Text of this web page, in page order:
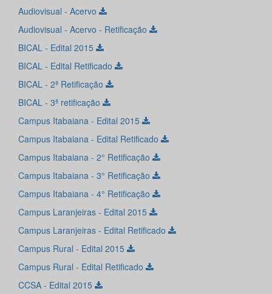
Audiovisual - Acervo
Audiovisual - Acervo - Retificação
BICAL - Edital 2015
BICAL - Edital Retificado
BICAL - 2ª Retificação
BICAL - 3ª retificação
Campus Itabaiana - Edital 2015
Campus Itabaiana - Edital Retificado
Campus Itabaiana - 2° Retificação
Campus Itabaiana - 3° Retificação
Campus Itabaiana - 4° Retificação
Campus Laranjeiras - Edital 2015
Campus Laranjeiras - Edital Retificado
Campus Rural - Edital 2015
Campus Rural - Edital Retificado
CCSA - Edital 2015